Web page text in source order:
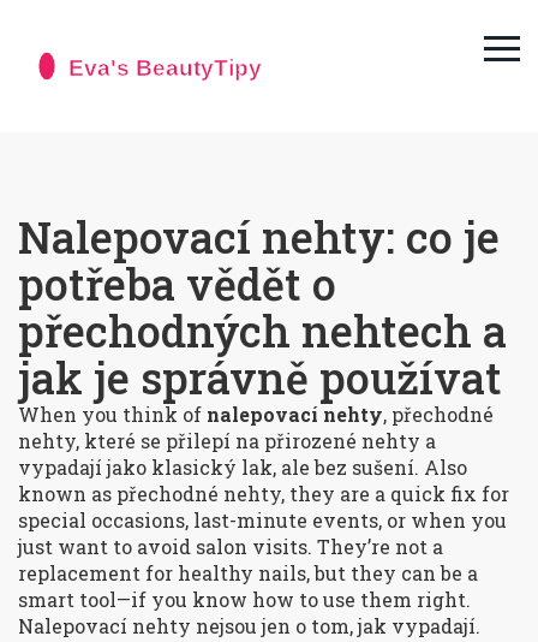
Nalepovací nehty: co je
potřeba vědět o
přechodných nehtech a
jak je správně používat
When you think of nalepovací nehty, přechodné
nehty, které se přilepí na přirozené nehty a
vypadají jako klasický lak, ale bez sušení. Also
known as přechodné nehty, they are a quick fix for
special occasions, last-minute events, or when you
just want to avoid salon visits. They’re not a
replacement for healthy nails, but they can be a
smart tool—if you know how to use them right.
Nalepovací nehty nejsou jen o tom, jak vypadají.